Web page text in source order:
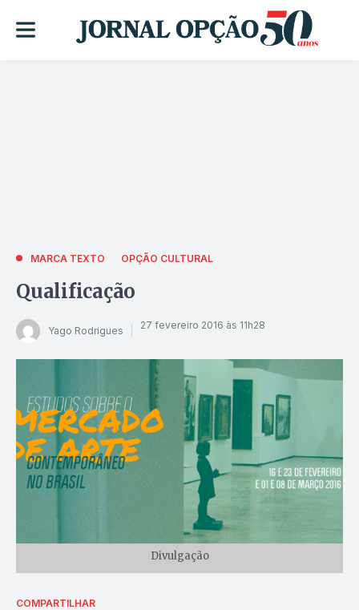
MARCA TEXTO OPÇÃO CULTURAL
Qualificação
Yago Rodrigues 27 fevereiro 2016 às 11h28
Divulgação
COMPARTILHAR